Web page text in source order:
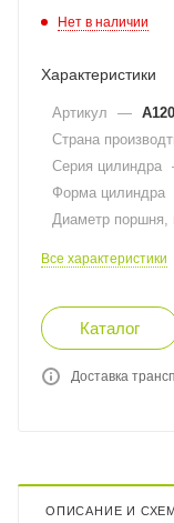
Нет в наличии
Характеристики
Артикул —
Страна
Серия цилиндра
Форма цилиндра
Диаметр поршня,
Все характеристики
Каталог
Доставка
ОПИСАНИЕ И